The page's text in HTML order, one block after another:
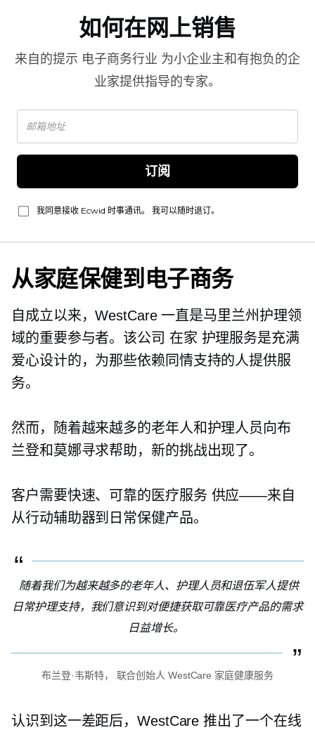
如何在网上销售
来自的提示 电子商务行业 为小企业主和有抱负的企
业家提供指导的专家。
订阅
我同意接收 Ecwid 时事通讯。 我可以随时退订。
从家庭保健到电子商务
自成立以来，WestCare 一直是马里兰州护理领
域的重要参与者。该公司 在家 护理服务是充满
爱心设计的，为那些依赖同情支持的人提供服
务。
然而，随着越来越多的老年人和护理人员向布
兰登和莫娜寻求帮助，新的挑战出现了。
客户需要快速、可靠的医疗服务 供应——来自
从行动辅助器到日常保健产品。
随着我们为越来越多的老年人、护理人员和退伍军人提供
日常护理支持，我们意识到对便捷获取可靠医疗产品的需求
日益增长。
布兰登·韦斯特， 联合创始人 WestCare 家庭健康服务
认识到这一差距后，WestCare 推出了一个在线